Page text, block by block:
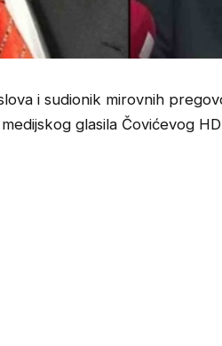
i sudionik mirovnih
glasila Čovićevog